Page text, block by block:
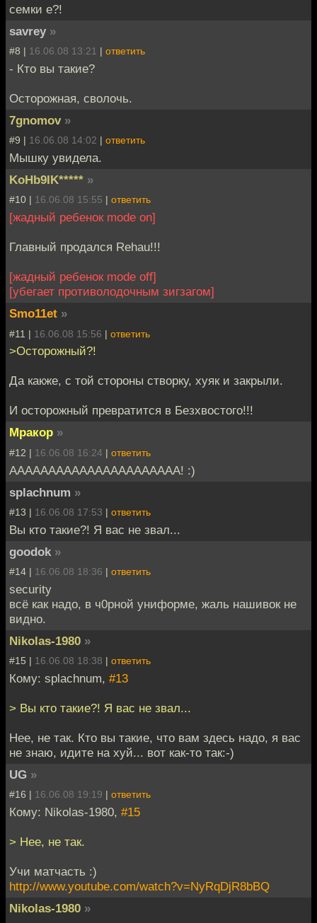
семки е?!
savrey »
#8 | 16.06.08 13:21 | ответить
- Кто вы такие?
Осторожная, сволочь.
7gnomov »
#9 | 16.06.08 14:02 | ответить
Мышку увидела.
KoHb9IK***** »
#10 | 16.06.08 15:55 | ответить
[жадный ребенок mode on]
Главный продался Rehau!!!
[жадный ребенок mode off]
[убегает противолодочным зигзагом]
Smo11et »
#11 | 16.06.08 15:56 | ответить
>Осторожный?!
Да какже, с той стороны створку, хуяк и закрыли.
И осторожный превратится в Безхвостого!!!
Мракор »
#12 | 16.06.08 16:24 | ответить
АААААААААААААААААААААА! :)
splachnum »
#13 | 16.06.08 17:53 | ответить
Вы кто такие?! Я вас не звал...
goodok »
#14 | 16.06.08 18:36 | ответить
security
всё как надо, в ч0рной униформе, жаль нашивок не
видно.
Nikolas-1980 »
#15 | 16.06.08 18:38 | ответить
Кому: splachnum, #13
> Вы кто такие?! Я вас не звал...
Нее, не так. Кто вы такие, что вам здесь надо, я вас
не знаю, идите на хуй... вот как-то так:-)
UG »
#16 | 16.06.08 19:19 | ответить
Кому: Nikolas-1980, #15
> Нее, не так.
Учи матчасть :)
http://www.youtube.com/watch?v=NyRqDjR8bBQ
Nikolas-1980 »